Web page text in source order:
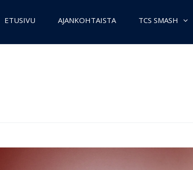
ETUSIVU AJANKOHTAISTA TCS SMASH